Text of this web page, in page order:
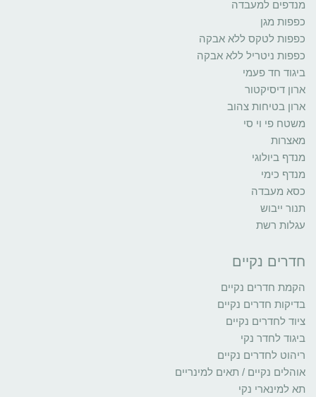
מנדפים למעבדה
כפפות מגן
כפפות לטקס ללא אבקה
כפפות ניטריל ללא אבקה
ביגוד חד פעמי
ארון דיסיקטור
ארון בטיחות צהוב
משטח פי וי סי
מאצרות
מנדף ביולוגי
מנדף כימי
כסא מעבדה
תנור ייבוש
עגלות רשת
חדרים נקיים
הקמת חדרים נקיים
בדיקות חדרים נקיים
ציוד לחדרים נקיים
ביגוד לחדר נקי
ריהוט לחדרים נקיים
אוהלים נקיים / תאים למינריים
תא למינארי נקי